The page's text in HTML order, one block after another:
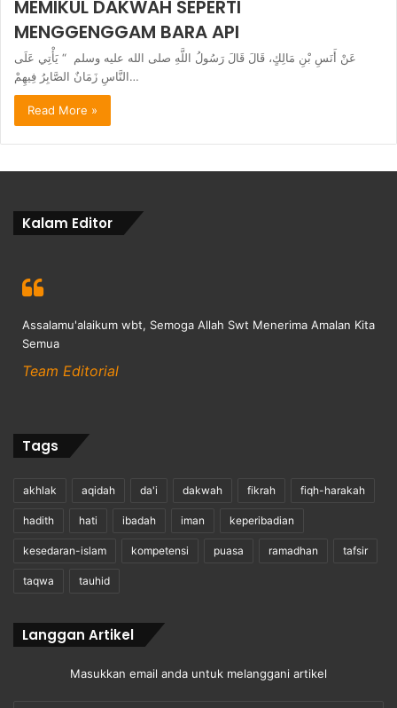
MEMIKUL DAKWAH SEPERTI
MENGGENGGAM BARA API
عَنْ أَنَسِ بْنِ مَالِكٍ، قَالَ قَالَ رَسُولُ اللَّهِ صلى الله عليه وسلم ‏ “‏ يَأْتِي عَلَى
النَّاسِ زَمَانٌ الصَّابِرُ فِيهِمْ…
Read More »
Kalam Editor
Assalamu'alaikum wbt, Semoga Allah Swt Menerima Amalan Kita
Semua
Team Editorial
Tags
akhlak aqidah da'i dakwah fikrah fiqh-harakah
hadith hati ibadah iman keperibadian
kesedaran-islam kompetensi puasa ramadhan tafsir
taqwa tauhid
Langgan Artikel
Masukkan email anda untuk melanggani artikel